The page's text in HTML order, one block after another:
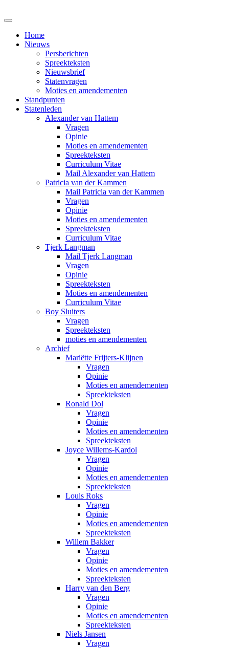
Home
Nieuws
Persberichten
Spreekteksten
Nieuwsbrief
Statenvragen
Moties en amendementen
Standpunten
Statenleden
Alexander van Hattem
Vragen
Opinie
Moties en amendementen
Spreekteksten
Curriculum Vitae
Mail Alexander van Hattem
Patricia van der Kammen
Mail Patricia van der Kammen
Vragen
Opinie
Moties en amendementen
Spreekteksten
Curriculum Vitae
Tjerk Langman
Mail Tjerk Langman
Vragen
Opinie
Spreekteksten
Moties en amendementen
Curriculum Vitae
Boy Sluiters
Vragen
Spreekteksten
moties en amendementen
Archief
Mariëtte Frijters-Klijnen
Vragen
Opinie
Moties en amendementen
Spreekteksten
Ronald Dol
Vragen
Opinie
Moties en amendementen
Spreekteksten
Joyce Willems-Kardol
Vragen
Opinie
Moties en amendementen
Spreekteksten
Louis Roks
Vragen
Opinie
Moties en amendementen
Spreekteksten
Willem Bakker
Vragen
Opinie
Moties en amendementen
Spreekteksten
Harry van den Berg
Vragen
Opinie
Moties en amendementen
Spreekteksten
Niels Jansen
Vragen